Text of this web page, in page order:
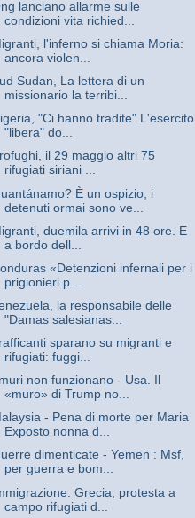
lanciano allarme sulle
condizioni vita richied...
l'inferno si chiama Moria:
ancora violen...
Sudan, La lettera di un
missionario la terribi...
"Ci hanno tradite" L'esercito
"libera" do...
il 29 maggio altri 75
rifugiati siriani ...
È un ospizio, i
detenuti ormai sono ve...
duemila arrivi in 48 ore. E
a bordo dell...
«Detenzioni infernali per i
prigionieri p...
la responsabile delle
"Damas salesianas...
sparano su migranti e
rifugiati: fuggi...
muri non funzionano - Usa. Il
«muro» di Trump no...
- Pena di morte per Maria
Exposto nonna d...
dimenticate - Yemen : Msf,
per guerra e bom...
Grecia, protesta a
campo rifugiati d...